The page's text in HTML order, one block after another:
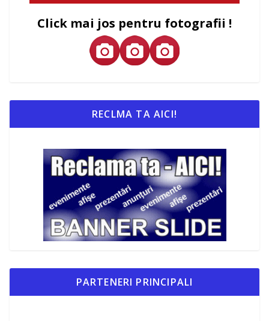
Click mai jos pentru fotografii !
RECLMA TA AICI!
PARTENERI PRINCIPALI